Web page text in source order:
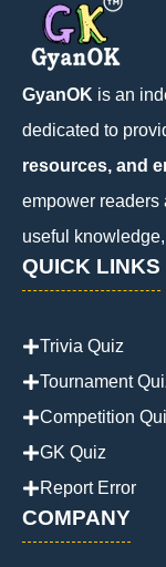
GyanOK is an
dedicated to
resources, and
empower readers
useful
QUICK LINKS
Trivia Quiz
Tournament
Competition
GK Quiz
Report Error
COMPANY